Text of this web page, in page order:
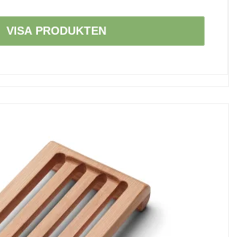
VISA PRODUKTEN